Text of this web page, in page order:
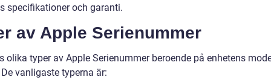
specifikationer och garanti.
av Apple Serienummer
olika typer av Apple Serienummer beroende på enhetens
vanligaste typerna är: